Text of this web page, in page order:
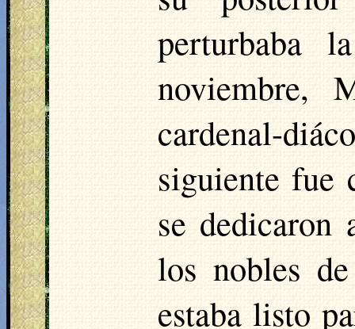
perturbaba
noviembre,
cardenal-
siguiente fue
se
los nobles
estaba listo